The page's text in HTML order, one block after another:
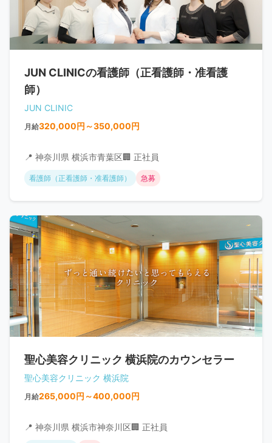
JUN CLINICの看護師（正看護師・准看護
師）
JUN CLINIC
月給320,000円～350,000円
📍 神奈川県 横浜市青葉区🏢 正社員
看護師（正看護師・准看護師） 急募
聖心美容クリニック 横浜院のカウンセラー
聖心美容クリニック 横浜院
月給265,000円～400,000円
📍 神奈川県 横浜市神奈川区🏢 正社員